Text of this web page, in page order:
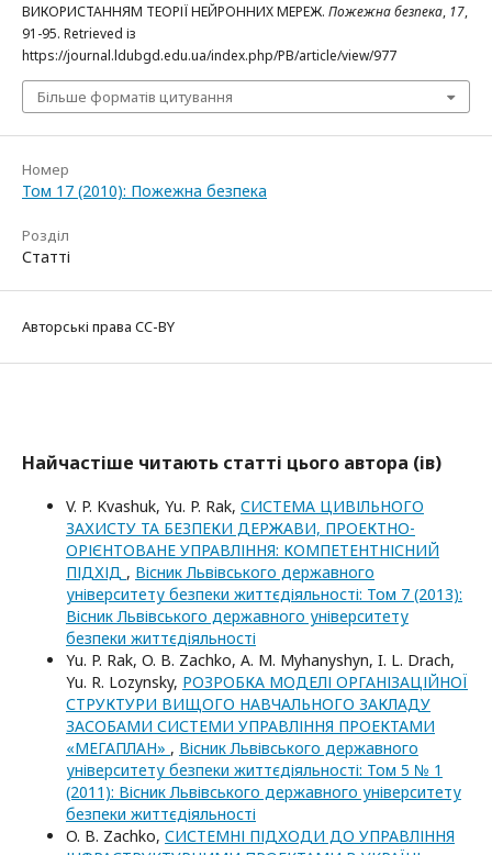
ВИКОРИСТАННЯМ ТЕОРІЇ НЕЙРОННИХ МЕРЕЖ. Пожежна безпека, 17,
91-95. Retrieved із
https://journal.ldubgd.edu.ua/index.php/PB/article/view/977
Більше форматів цитування
Номер
Том 17 (2010): Пожежна безпека
Розділ
Статті
Авторські права CC-BY
Найчастіше читають статті цього автора (ів)
V. P. Kvashuk, Yu. P. Rak, СИСТЕМА ЦИВІЛЬНОГО
ЗАХИСТУ ТА БЕЗПЕКИ ДЕРЖАВИ, ПРОЕКТНО-
ОРІЄНТОВАНЕ УПРАВЛІННЯ: КОМПЕТЕНТНІСНИЙ
ПІДХІД , Вісник Львівського державного
університету безпеки життєдіяльності: Том 7 (2013):
Вісник Львівського державного університету
безпеки життєдіяльності
Yu. P. Rak, O. B. Zachko, A. M. Myhanyshyn, I. L. Drach,
Yu. R. Lozynsky, РОЗРОБКА МОДЕЛІ ОРГАНІЗАЦІЙНОЇ
СТРУКТУРИ ВИЩОГО НАВЧАЛЬНОГО ЗАКЛАДУ
ЗАСОБАМИ СИСТЕМИ УПРАВЛІННЯ ПРОЕКТАМИ
«МЕГАПЛАН» , Вісник Львівського державного
університету безпеки життєдіяльності: Том 5 № 1
(2011): Вісник Львівського державного університету
безпеки життєдіяльності
O. B. Zachko, СИСТЕМНІ ПІДХОДИ ДО УПРАВЛІННЯ